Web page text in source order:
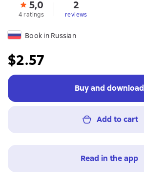
5,0
4 ratings
2
reviews
Book in Russian
$2.57
Buy and download
Add to cart
Read in the app